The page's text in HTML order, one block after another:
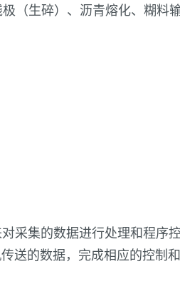
（生碎）、沥青熔化、糊料
采集的数据进行处理和程
送的数据，完成相应的控制